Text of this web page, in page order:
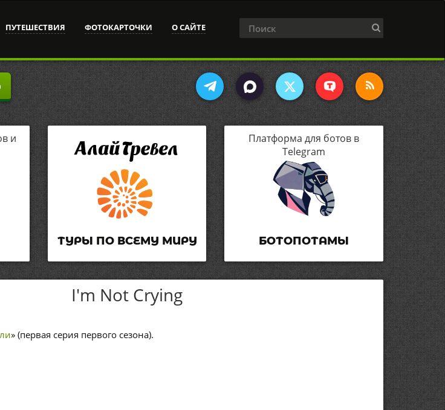
ПУТЕШЕСТВИЯ ФОТОКАРТОЧКИ О САЙТЕ
и
ТУРЫ ПО ВСЕМУ МИРУ
Платформа для ботов в
Telegram
БОТОПОТАМЫ
I'm Not Crying
» (первая серия первого сезона).